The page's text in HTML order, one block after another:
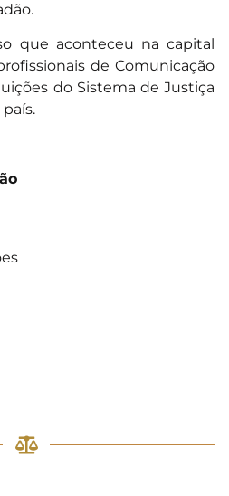
que aconteceu na capital
de Comunicação
do Sistema de Justiça